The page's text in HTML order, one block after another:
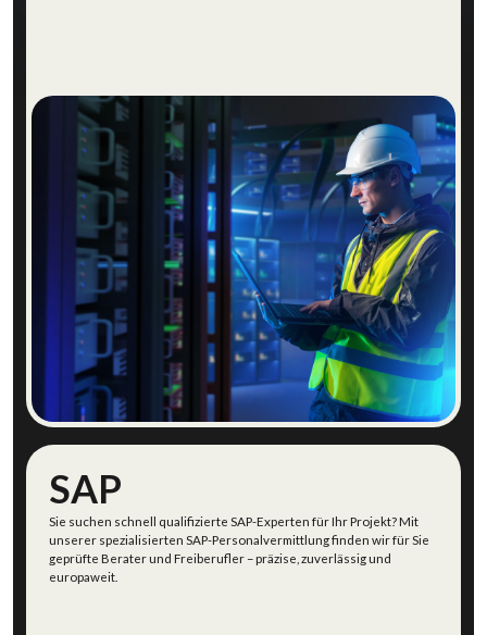
IT-Infrastruktur entdecken
SAP
Sie suchen schnell qualifizierte SAP-Experten für Ihr Projekt? Mit
unserer spezialisierten SAP-Personalvermittlung finden wir für Sie
geprüfte Berater und Freiberufler – präzise, zuverlässig und
europaweit.